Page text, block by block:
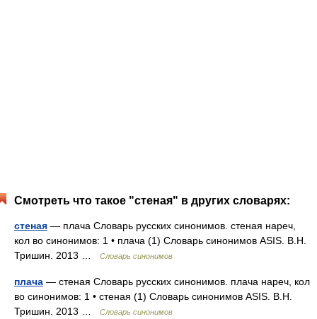
Смотреть что такое "стеная" в других словарях:
стеная — плача Словарь русских синонимов. стеная нареч,
кол во синонимов: 1 • плача (1) Словарь синонимов ASIS. В.Н.
Тришин. 2013 …
Словарь синонимов
плача — стеная Словарь русских синонимов. плача нареч, кол
во синонимов: 1 • стеная (1) Словарь синонимов ASIS. В.Н.
Тришин. 2013 …
Словарь синонимов